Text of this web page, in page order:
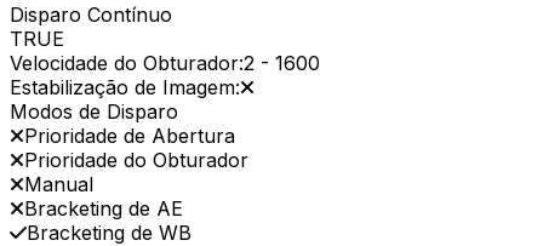
Disparo Contínuo
TRUE
Velocidade do Obturador:2 - 1600
Estabilização de Imagem:
Modos de Disparo
Prioridade de Abertura
Prioridade do Obturador
Manual
Bracketing de AE
Bracketing de WB